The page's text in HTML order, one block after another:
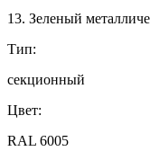
13. Зеленый
Тип:
секционный
Цвет:
RAL 6005